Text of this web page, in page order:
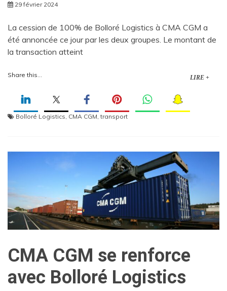
29 février 2024
La cession de 100% de Bolloré Logistics à CMA CGM a
été annoncée ce jour par les deux groupes. Le montant de
la transaction atteint
Share this... LIRE +
Bolloré Logistics, CMA CGM,transport
CMA CGM se renforce
avec Bolloré Logistics